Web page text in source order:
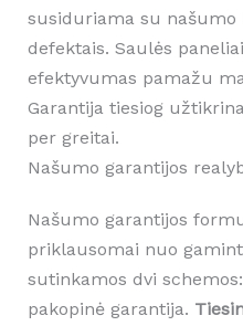
susiduriama su
defektais. Saulės
efektyvumas pamažu
Garantija tiesiog
per greitai.
Našumo garantijos
Našumo garantijos
priklausomai nuo
sutinkamos dvi
pakopinė garantija.